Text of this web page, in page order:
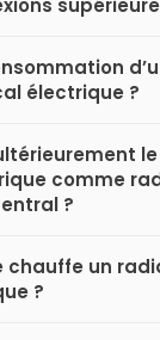
électrique ?
le
comme
?
chauffe un
?